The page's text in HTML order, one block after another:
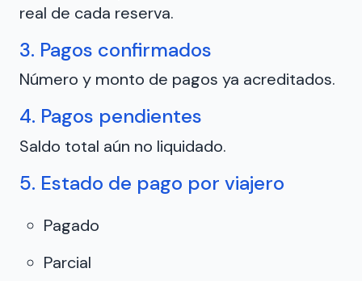
real de cada reserva.
3. Pagos confirmados
Número y monto de pagos ya acreditados.
4. Pagos pendientes
Saldo total aún no liquidado.
5. Estado de pago por viajero
Pagado
Parcial